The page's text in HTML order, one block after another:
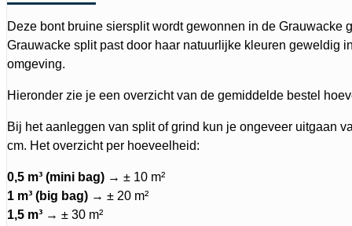
Deze bont bruine siersplit wordt gewonnen in de Grauwacke
Grauwacke split past door haar natuurlijke kleuren geweldig
omgeving.
Hieronder zie je een overzicht van de gemiddelde bestel
Bij het aanleggen van split of grind kun je ongeveer uitgaan
cm. Het overzicht per hoeveelheid:
0,5 m³ (mini bag) → ± 10 m²
1 m³ (big bag) → ± 20 m²
1,5 m³ → ± 30 m²